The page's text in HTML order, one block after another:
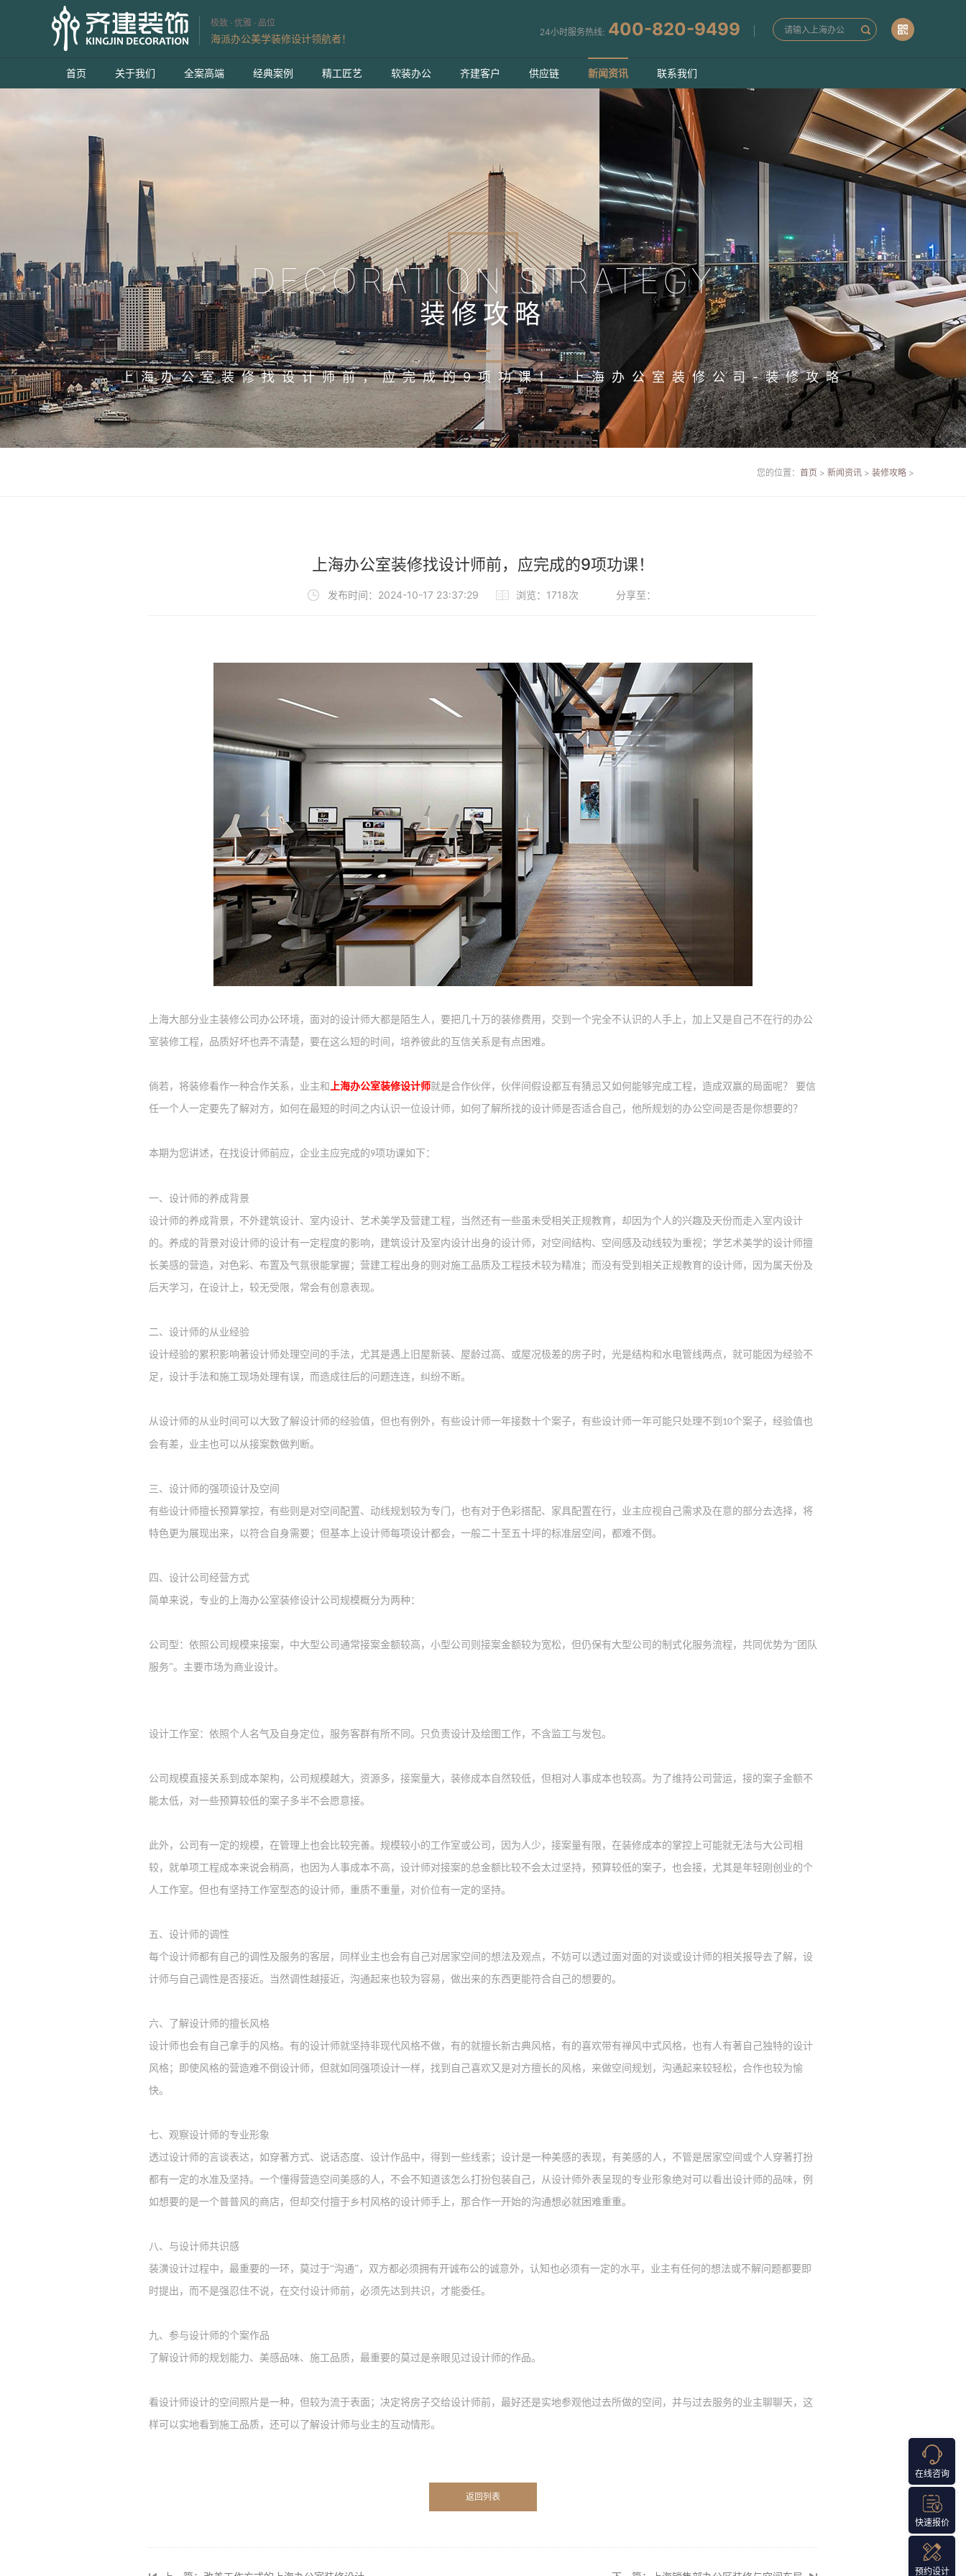
极致 · 优雅 · 品位
海派办公美学装修设计领航者！
24小时服务热线: 400-820-9499
首页 关于我们 全案高端 经典案例 精工匠艺 软装办公 齐建客户 供应链 新闻资讯 联系我们
DECORATION STRATEGY
装修攻略
上海办公室装修找设计师前，应完成的9项功课！-上海办公室装修公司-装修攻略
您的位置： 首页 > 新闻资讯 > 装修攻略 >
上海办公室装修找设计师前，应完成的9项功课！
发布时间：2024-10-17 23:37:29 浏览：1718次 分享至：
上海大部分业主装修公司办公环境， 面对的设计师大都是陌生人，要把几十万的装修费用 ， 交到一个完全不认识的人手上，加上又是自己不在行的办公
室装修工程，品质好坏也弄不清楚，要在这么短的时间，培养彼此的互信关系是有点困难。
倘若，将装修看作一种合作关系，业主和上海办公室装修设计师就是合作伙伴，伙伴间假设都互有猜忌又如何能够完成工程，造成双赢的局面呢？ 要信
任一个人一定要先了解对方，如何在最短的时间之内认识一位设计师，如何了解所找的设计师是否适合自己，他所规划的办公空间是否是你想要的？
本期为您讲述，在找设计师前应 ， 企业主应完成的9项功课如下：
一、 设计师的养成背景
设计师的养成背景，不外建筑设计、室内设计、艺术美学及营建工程，当然还有一些虽未受相关正规教育，却因为个人的兴趣及天份而走入室内设计
的。养成的背景对设计师的设计有一定程度的影响，建筑设计及室内设计出身的设计师，对空间结构、空间感及动线较为重视；学艺术美学的设计师擅
长美感的营造，对色彩、 布置及气氛很能掌握；营建工程出身的则对施工品质及工程技术较为精准；而没有受到相关正规教育的设计师，因为属天份及
后天学习，在设计上，较无受限，常会有创意表现。
二、 设计师的从业经验
设计经验的累积影响著设计师处理空间的手法，尤其是遇上旧屋新装、屋龄过高、或屋况极差的房子时，光是结构和水电管线两点，就可能因为经验不
足，设计手法和施工现场处理有误，而造成往后的问题连连，纠纷不断。
从设计师的从业时间可以大致了解设计师的经验值，但也有例外，有些设计师一年接数十个案子，有些设计师一年可能只处理不到 10个案子，经验值也
会有差， 业主也可以从接案数做判断。
三、 设计师的强项设计及空间
有些设计师擅长预算掌控，有些则是对空间配置、动线规划较为专门，也有对于色彩搭配、 家具配置在行， 业主应视自己需求及在意的部分去选择，将
特色更为展现出来，以符合自身需要；但基本上设计师每项设计都会，一般二十至五十坪的标准层空间，都难不倒。
四、 设计公司经营方式
简单来说， 专业的上海办公室装修设计公司规模概分为两种：
公司型：依照公司规模来接案，中大型公司通常接案金额较高，小型公司则接案金额较为宽松 ，但仍保有大型公司的制式化服务流程，共同优势为“团队
服务”。主要市场为商业设计。
设计工作室：依照个人名气及自身定位，服务客群有所不同。只负责设计及绘图工作，不含监工与发包。
公司规模直接关系到成本架构，公司规模越大，资源多，接案量大，装修成本自然较低，但相对人事成本也较高。为了维持公司营运，接的案子金额不
能太低，对一些预算较低的案子多半不会愿意接。
此外，公司有一定的规模，在管理上也会比较完善。规模较小的工作室或公司，因为人少，接案量有限，在装修成本的掌控上可能就无法与大公司相
较，就单项工程成本来说会稍高，也因为人事成本不高，设计师对接案的总金额比较不会太过坚持，预算较低的案子，也会接，尤其是年轻刚创业的个
人工作室。但也有坚持工作室型态的设计师，重质不重量，对价位有一定的坚持。
五、 设计师的调性
每个设计师都有自己的调性及服务的客层，同样业主也会有自己对居家空间的想法及观点，不妨可以透过面对面的对谈或设计师的相关报导去了解，设
计师与自己调性是否接近。当然调性越接近，沟通起来也较为容易，做出来的东西更能符合自己的想要的。
六、 了解设计师的擅长风格
设计师也会有自己拿手的风格。有的设计师就坚持非现代风格不做，有的就擅长新古典风格，有的喜欢带有禅风中式风格，也有人有著自己独特的设计
风格；即使风格的营造难不倒设计师，但就如同强项设计一样，找到自己喜欢又是对方擅长的风格，来做空间规划，沟通起来较轻松 ，合作也较为愉
快。
七、 观察设计师的专业形象
透过设计师的言谈表达，如穿著方式、说话态度、设计作品中，得到一些线索；设计是一种美感的表现，有美感的人，不管是居家空间或个人穿著打扮
都有一定的水准及坚持。一个懂得营造空间美感的人，不会不知道该怎么打扮包装自己，从设计师外表呈现的专业形象绝对可以看出设计师的品味，例
如想要的是一个普普风的商店，但却交付擅于乡村风格的设计师手上，那合作一开始的沟通想必就困难重重。
八、 与设计师共识感
装潢设计过程中，最重要的一环，莫过于“沟通”，双方都必须拥有开诚布公的诚意外，认知也必须有一定的水平， 业主有任何的想法或不解问题都要即
时提出，而不是强忍住不说，在交付设计师前，必须先达到共识，才能委任。
九、 参与设计师的个案作品
了解设计师的规划能力、美感品味、施工品质，最重要的莫过是亲眼见过设计师的作品。
看设计师设计的空间照片是一种，但较为流于表面；决定将房子交给设计师前，最好还是实地参观他过去所做的空间，并与过去服务的业主聊聊天，这
样可以实地看到施工品质，还可以了解设计师与业主的互动情形。
返回列表
在线咨询
快速报价
预约设计